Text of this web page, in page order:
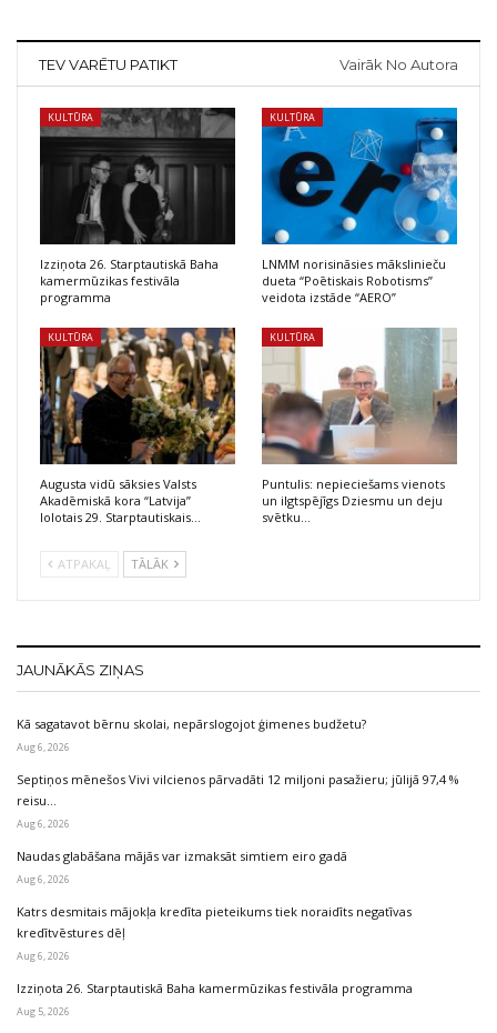
TEV VARĒTU PATIKT Vairāk No Autora
KULTŪRA
Izziņota 26. Starptautiskā Baha
kamermūzikas festivāla
programma
KULTŪRA
LNMM norisināsies mākslinieču
dueta “Poētiskais Robotisms”
veidota izstāde “AERO”
KULTŪRA
Augusta vidū sāksies Valsts
Akadēmiskā kora “Latvija”
lolotais 29. Starptautiskais…
KULTŪRA
Puntulis: nepieciešams vienots
un ilgtspējīgs Dziesmu un deju
svētku…
ATPAKAĻ TĀLĀK
JAUNĀKĀS ZIŅAS
Kā sagatavot bērnu skolai, nepārslogojot ģimenes budžetu?
Aug 6, 2026
Septiņos mēnešos Vivi vilcienos pārvadāti 12 miljoni pasažieru; jūlijā 97,4 %
reisu…
Aug 6, 2026
Naudas glabāšana mājās var izmaksāt simtiem eiro gadā
Aug 6, 2026
Katrs desmitais mājokļa kredīta pieteikums tiek noraidīts negatīvas
kredītvēstures dēļ
Aug 6, 2026
Izziņota 26. Starptautiskā Baha kamermūzikas festivāla programma
Aug 5, 2026